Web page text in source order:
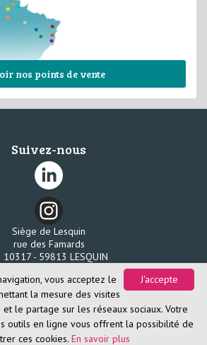
nos points de vente
Suivez-nous
Siège de Lesquin
rue des Famards
10317 - 59813 LESQUIN
Fax. 03 20 96 58 85
J'accepte
vous acceptez le
la mesure des visites
et le partage sur les réseaux sociaux. Votre
outils en ligne vous offrent la possibilité de
ces cookies. En savoir plus